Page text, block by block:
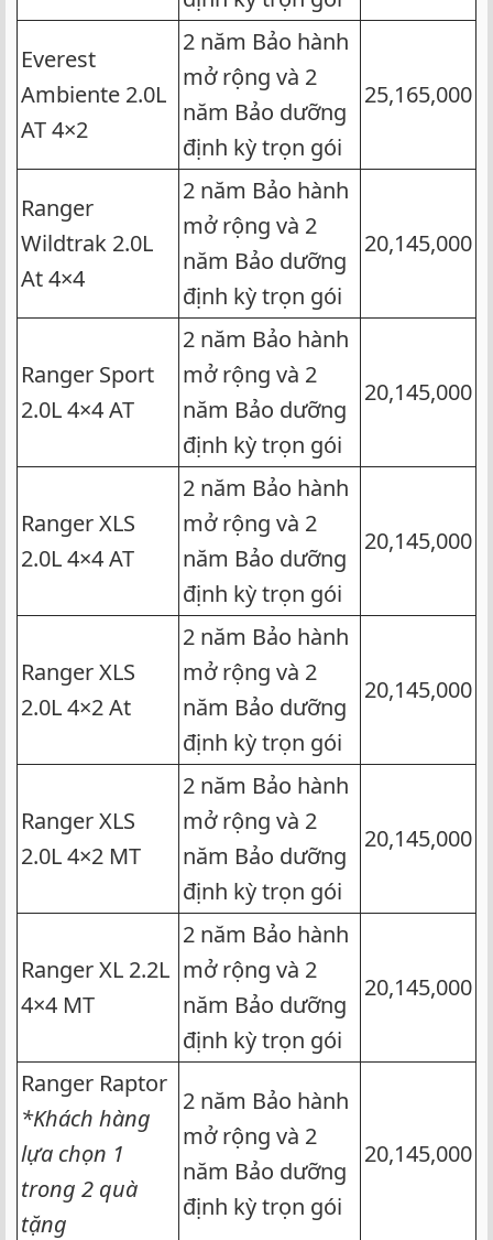
Everest
Ambiente 2.0L
AT 4×2
2 năm Bảo hành
mở rộng và 2
năm Bảo dưỡng
định kỳ trọn gói
25,165,000
Ranger
Wildtrak 2.0L
At 4×4
2 năm Bảo hành
mở rộng và 2
năm Bảo dưỡng
định kỳ trọn gói
20,145,000
Ranger Sport
2.0L 4×4 AT
2 năm Bảo hành
mở rộng và 2
năm Bảo dưỡng
định kỳ trọn gói
20,145,000
Ranger XLS
2.0L 4×4 AT
2 năm Bảo hành
mở rộng và 2
năm Bảo dưỡng
định kỳ trọn gói
20,145,000
Ranger XLS
2.0L 4×2 At
2 năm Bảo hành
mở rộng và 2
năm Bảo dưỡng
định kỳ trọn gói
20,145,000
Ranger XLS
2.0L 4×2 MT
2 năm Bảo hành
mở rộng và 2
năm Bảo dưỡng
định kỳ trọn gói
20,145,000
Ranger XL 2.2L
4×4 MT
2 năm Bảo hành
mở rộng và 2
năm Bảo dưỡng
định kỳ trọn gói
20,145,000
Ranger Raptor
*Khách hàng
lựa chọn 1
trong 2 quà
tặng
2 năm Bảo hành
mở rộng và 2
năm Bảo dưỡng
định kỳ trọn gói
20,145,000